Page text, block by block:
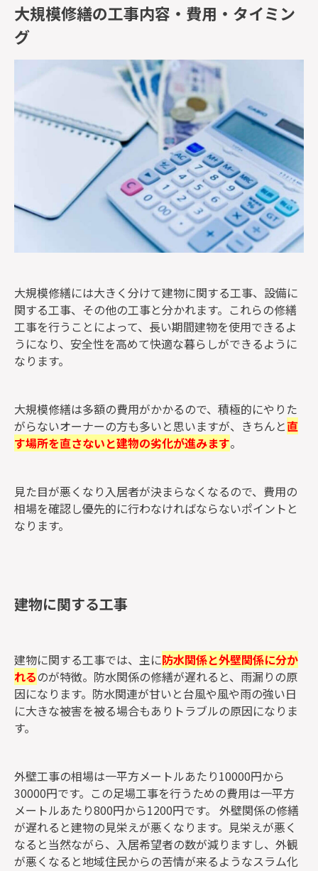
大規模修繕の工事内容・費用・タイミン
グ
大規模修繕には大きく分けて建物に関する工事、設備に
関する工事、その他の工事と分かれます。これらの修繕
工事を行うことによって、長い期間建物を使用できるよ
うになり、安全性を高めて快適な暮らしができるように
なります。
大規模修繕は多額の費用がかかるので、積極的にやりた
がらないオーナーの方も多いと思いますが、きちんと直
す場所を直さないと建物の劣化が進みます。
見た目が悪くなり入居者が決まらなくなるので、費用の
相場を確認し優先的に行わなければならないポイントと
なります。
建物に関する工事
建物に関する工事では、主に防水関係と外壁関係に分か
れるのが特徴。防水関係の修繕が遅れると、雨漏りの原
因になります。防水関連が甘いと台風や風や雨の強い日
に大きな被害を被る場合もありトラブルの原因になりま
す。
外壁工事の相場は一平方メートルあたり10000円から
30000円です。この足場工事を行うための費用は一平方
メートルあたり800円から1200円です。 外壁関係の修繕
が遅れると建物の見栄えが悪くなります。見栄えが悪く
なると当然ながら、入居希望者の数が減りますし、外観
が悪くなると地域住民からの苦情が来るようなスラム化